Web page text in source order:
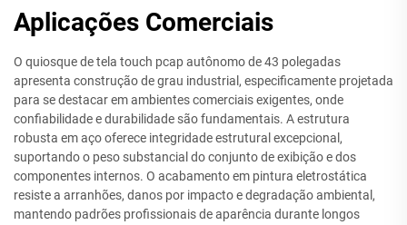
Aplicações Comerciais
O quiosque de tela touch pcap autônomo de 43 polegadas
apresenta construção de grau industrial, especificamente projetada
para se destacar em ambientes comerciais exigentes, onde
confiabilidade e durabilidade são fundamentais. A estrutura
robusta em aço oferece integridade estrutural excepcional,
suportando o peso substancial do conjunto de exibição e dos
componentes internos. O acabamento em pintura eletrostática
resiste a arranhões, danos por impacto e degradação ambiental,
mantendo padrões profissionais de aparência durante longos